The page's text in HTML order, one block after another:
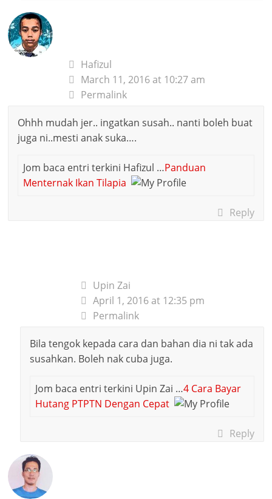
Hafizul
March 11, 2016 at 10:27 am
Permalink
Ohhh mudah jer.. ingatkan susah.. nanti boleh buat
juga ni..mesti anak suka….
Jom baca entri terkini Hafizul …Panduan
Menternak Ikan Tilapia
Reply
Upin Zai
April 1, 2016 at 12:35 pm
Permalink
Bila tengok kepada cara dan bahan dia ni tak ada
susahkan. Boleh nak cuba juga.
Jom baca entri terkini Upin Zai …4 Cara Bayar
Hutang PTPTN Dengan Cepat
Reply